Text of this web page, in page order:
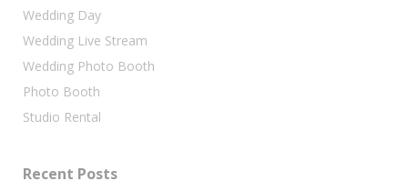
Wedding Day
Wedding Live Stream
Wedding Photo Booth
Photo Booth
Studio Rental
Recent Posts